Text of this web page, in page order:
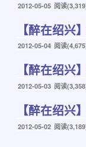
发
2012-05-05 阅读
【醉在绍兴
发
2012-05-04 阅读
【醉在绍兴
发
2012-05-03 阅读
【醉在绍兴
发
2012-05-02 阅读